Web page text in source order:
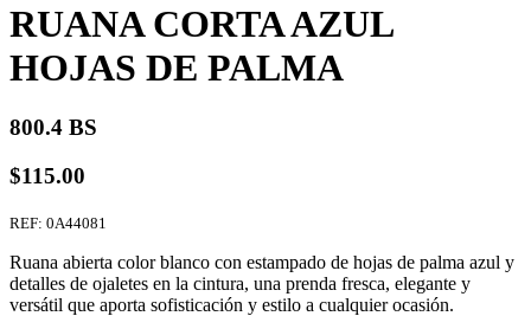
RUANA CORTA AZUL
HOJAS DE PALMA
800.4 BS
$115.00
REF: 0A44081
Ruana abierta color blanco con estampado de hojas de palma azul y
detalles de ojaletes en la cintura, una prenda fresca, elegante y
versátil que aporta sofisticación y estilo a cualquier ocasión.